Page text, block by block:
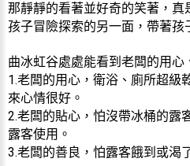
那靜靜的看著並好奇的笑著，
孩子冒險探索的另一面，帶著孩
曲冰虹谷處處能看到老闆的用心
1.老闆的用心，衛浴、廁所超級
來心情很好。
2.老闆的貼心，怕沒帶冰桶的露
露客使用。
3.老闆的善良，怕露客餓到或渴